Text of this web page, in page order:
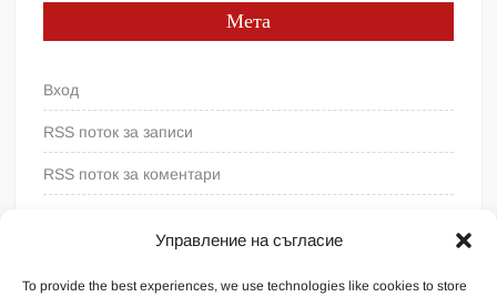
Управление на съгласие
To provide the best experiences, we use technologies like cookies to store
Мета
Вход
RSS поток за записи
RSS поток за коментари